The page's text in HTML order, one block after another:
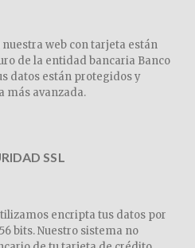
web con tarjeta están
de la entidad bancaria Banco
datos están protegidos y
más avanzada.
SSL
encripta tus datos por
bits. Nuestro sistema no